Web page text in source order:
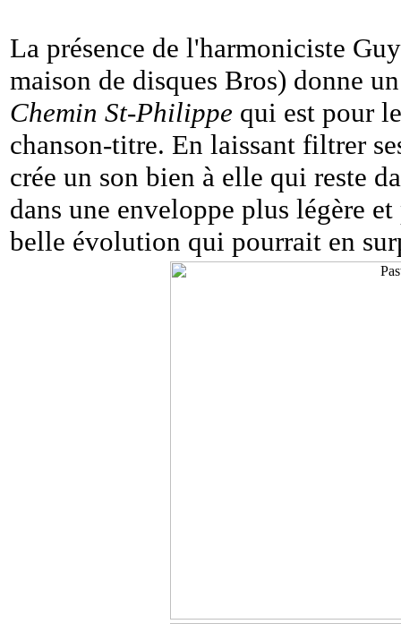
La présence de l'harmoniciste
maison de disques Bros) donne
Chemin St-Philippe qui est pour
chanson-titre. En laissant filtrer
crée un son bien à elle qui reste
dans une enveloppe plus légère
belle évolution qui pourrait en